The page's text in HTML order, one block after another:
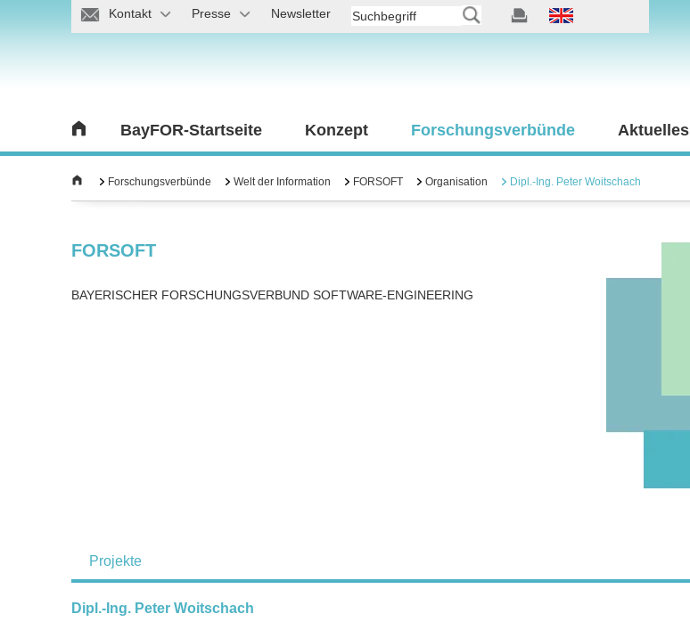
Kontakt Presse Newsletter
BayFOR-Startseite Konzept Forschungsverbünde Aktuelles
Forschungsverbünde Welt der Information FORSOFT Organisation Dipl.-Ing. Peter Woitschach
FORSOFT
BAYERISCHER FORSCHUNGSVERBUND SOFTWARE-ENGINEERING
Projekte
Dipl.-Ing. Peter Woitschach